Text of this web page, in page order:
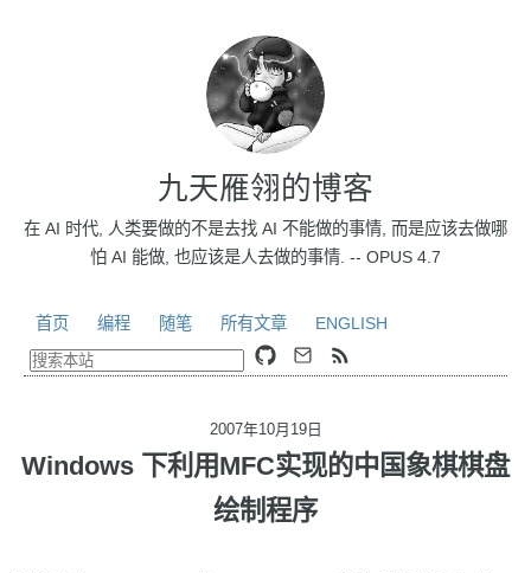
九天雁翎的博客
在 AI 时代, 人类要做的不是去找 AI 不能做的事情, 而是应该去做哪
怕 AI 能做, 也应该是人去做的事情. -- OPUS 4.7
首页 编程 随笔 所有文章 ENGLISH
2007年10月19日
Windows 下利用MFC实现的中国象棋棋盘
绘制程序